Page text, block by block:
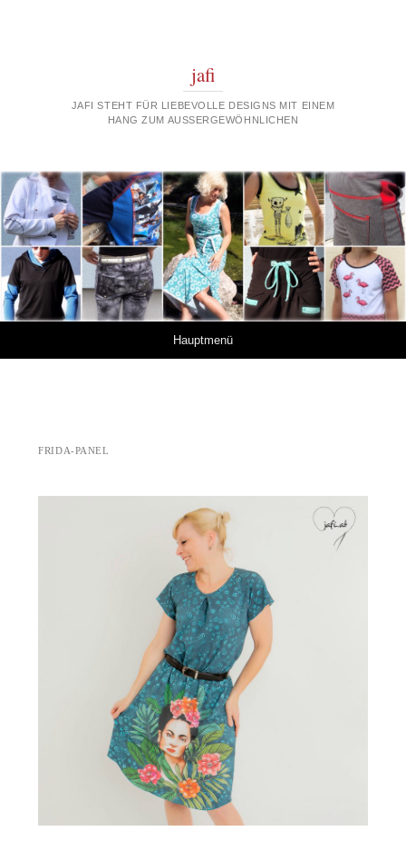
jafi
JAFI STEHT FÜR LIEBEVOLLE DESIGNS MIT EINEM
HANG ZUM AUSSERGEWÖHNLICHEN
Hauptmenü
FRIDA-PANEL